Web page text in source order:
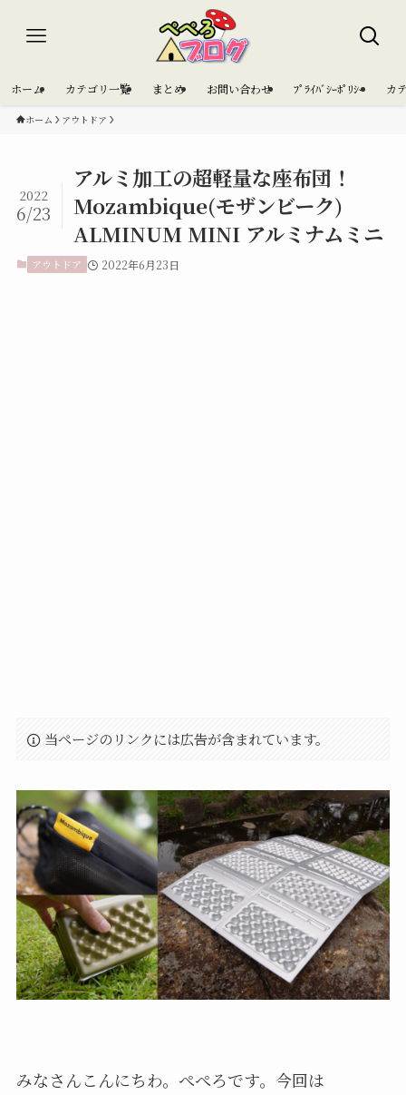
ホーム カテゴリ一覧 まとめ お問い合わせ ﾌﾟﾗｲﾊﾞｼｰﾎﾟﾘｼｰ カ
ホーム アウトドア
アルミ加工の超軽量な座布団！
Mozambique(モザンビーク)
ALMINUM MINI アルミナムミニ
2022
6/23
アウトドア 2022年6月23日
当ページのリンクには広告が含まれています。
みなさんこんにちわ。ぺぺろです。今回は